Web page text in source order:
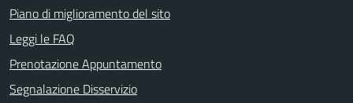
Piano di miglioramento del sito
Leggi le FAQ
Prenotazione Appuntamento
Segnalazione Disservizio